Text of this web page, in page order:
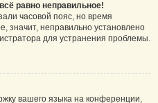
равно неправильное!
часовой пояс, но время
значит, неправильно установлено
для устранения проблемы.
вашего языка на конференции,